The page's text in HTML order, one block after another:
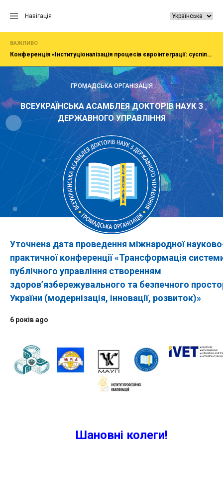
Навігація
ВАЖЛИВО
Конференція «Інституціоналізація процесів євроінтеграції: суспільство, економіка, адміністрування»
ГРОМАДСЬКА ОРГАНІЗАЦІЯ
ВСЕУКРАЇНСЬКА АСАМБЛЕЯ ДОКТОРІВ НАУК З
ДЕРЖАВНОГО УПРАВЛІННЯ
Уточнена дата проведення міжнародної
практичної конференції «Трансформація
публічного управління створенням
здоров’язбережувального та безпечного
України (модернізація, інновації, розвиток)»
6 років ago
Шановні колеги!